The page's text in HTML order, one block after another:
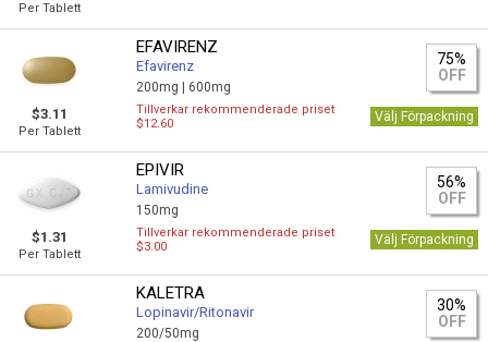
Per Tablett
$3.11
Per Tablett
EFAVIRENZ
Efavirenz
200mg | 600mg
75%
OFF
Tillverkar rekommenderade priset
$12.60
Välj Förpackning
$1.31
Per Tablett
EPIVIR
Lamivudine
150mg
56%
OFF
Tillverkar rekommenderade priset
$3.00
Välj Förpackning
KALETRA
Lopinavir/Ritonavir
200/50mg
30%
OFF